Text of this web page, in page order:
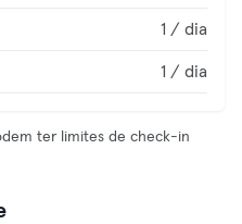
1 / dia
1 / dia
ter limites de check-in